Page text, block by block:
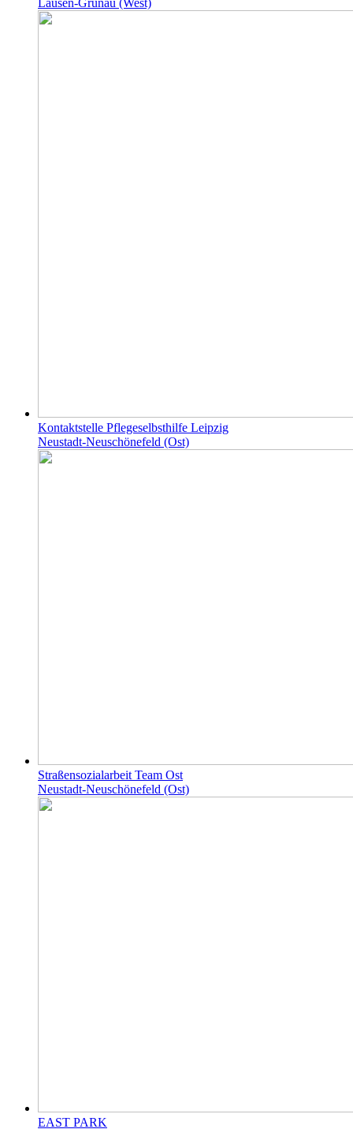
Kontaktstelle Pflegeselbsthilfe Leipzig
Neustadt-Neuschönefeld (Ost)
Straßensozialarbeit Team Ost
Neustadt-Neuschönefeld (Ost)
EAST PARK